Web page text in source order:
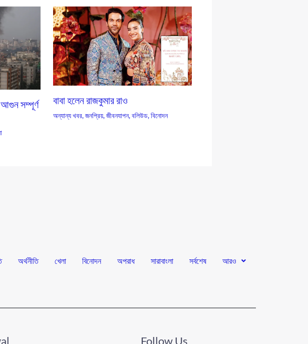
আগুন সম্পূর্ণ
বাবা হলেন রাজকুমার রাও
অন্যান্য খবর,জনপ্রিয়,জীবনযাপন,বলিউড,বিনোদন
অর্থনীতি খেলা বিনোদন অপরাধ সারাবাংলা সর্বশেষ আরও
Follow Us